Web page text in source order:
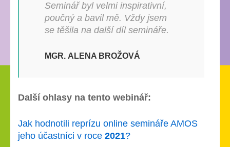
Seminář byl velmi inspirativní,
poučný a bavil mě. Vždy jsem
se těšila na další díl semináře.
MGR. ALENA BROŽOVÁ
Další ohlasy na tento webinář:
Jak hodnotili reprízu online semináře AMOS
jeho účastníci v roce 2021?